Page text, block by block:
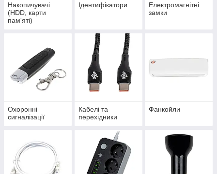
Накопичувачі
(HDD, карти
пам'яті)
Ідентифікатори
Електромагнітні
замки
Охоронні
сигналізації
Кабелі та
перехідники
Фанкойли